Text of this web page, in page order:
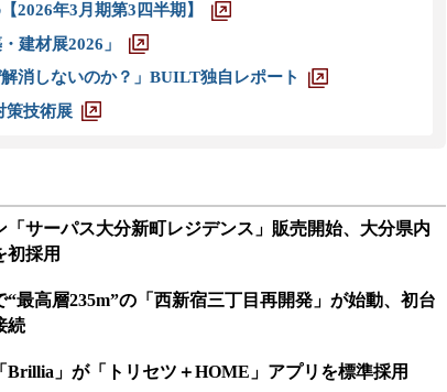
2026年3月期第3四半期】
建材展2026」
消しないのか？」BUILT独自レポート
策技術展
「サーパス大分新町レジデンス」販売開始、大分県内
初採用
“最高層235m”の「西新宿三丁目再開発」が始動、初台
続
Brillia」が「トリセツ＋HOME」アプリを標準採用